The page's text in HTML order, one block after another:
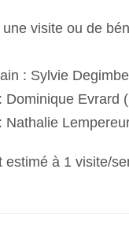
visite ou de
: Sylvie
estimé à 1 visite/